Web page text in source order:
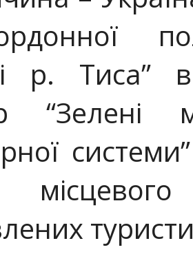
р. Тиса”
“Зелені